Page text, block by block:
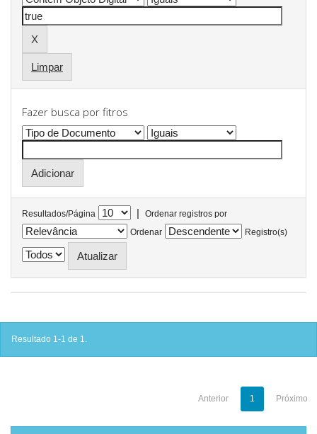
Limpar
Fazer busca por fitros
Resultados/Página |
Ordenar registros por
Ordenar
Registro(s)
Resultado 1-1 de 1.
Anterior 1 Próximo